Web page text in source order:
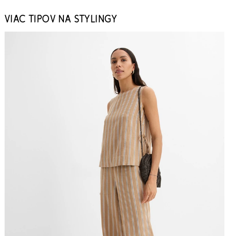
VIAC TIPOV NA STYLINGY